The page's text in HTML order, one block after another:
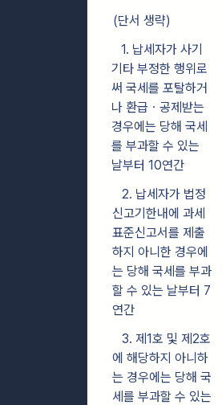
(단서 생략)
1. 납세자가 사기
기타 부정한 행위로
써 국세를 포탈하거
나 환급ㆍ공제받는
경우에는 당해 국세
를 부과할 수 있는
날부터 10연간
2. 납세자가 법정
신고기한내에 과세
표준신고서를 제출
하지 아니한 경우에
는 당해 국세를 부과
할 수 있는 날부터 7
연간
3. 제1호 및 제2호
에 해당하지 아니하
는 경우에는 당해 국
세를 부과할 수 있는